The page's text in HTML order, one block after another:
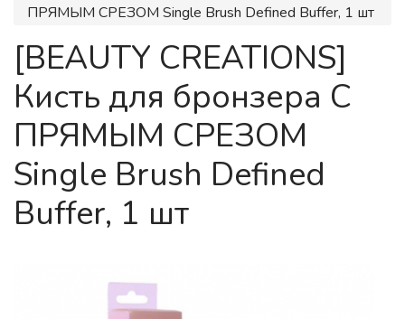
ПРЯМЫМ СРЕЗОМ Single Brush Defined Buffer, 1 шт
[BEAUTY CREATIONS]
Кисть для бронзера С
ПРЯМЫМ СРЕЗОМ
Single Brush Defined
Buffer, 1 шт